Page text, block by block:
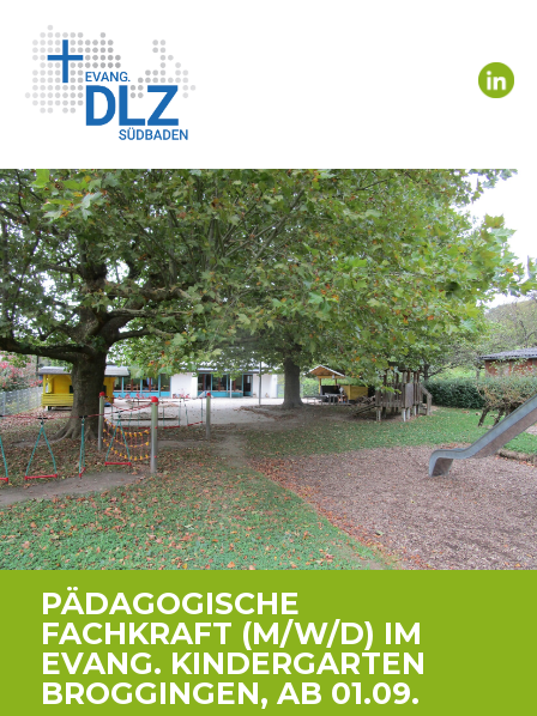
PÄDAGOGISCHE
FACHKRAFT (M/W/D) IM
EVANG. KINDERGARTEN
BROGGINGEN, AB 01.09.